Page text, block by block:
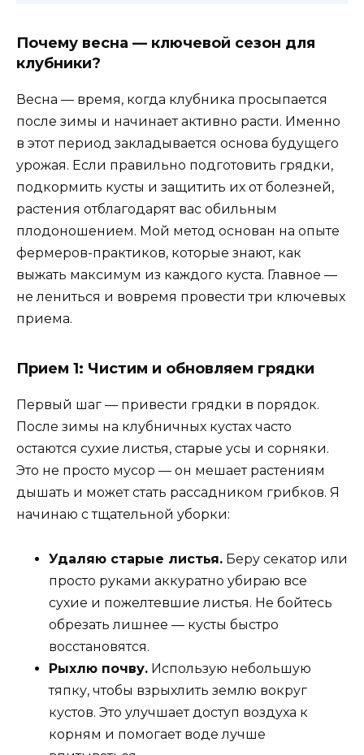
Почему весна — ключевой сезон для
клубники?
Весна — время, когда клубника просыпается
после зимы и начинает активно расти. Именно
в этот период закладывается основа будущего
урожая. Если правильно подготовить грядки,
подкормить кусты и защитить их от болезней,
растения отблагодарят вас обильным
плодоношением. Мой метод основан на опыте
фермеров-практиков, которые знают, как
выжать максимум из каждого куста. Главное —
не лениться и вовремя провести три ключевых
приема.
Прием 1: Чистим и обновляем грядки
Первый шаг — привести грядки в порядок.
После зимы на клубничных кустах часто
остаются сухие листья, старые усы и сорняки.
Это не просто мусор — он мешает растениям
дышать и может стать рассадником грибков. Я
начинаю с тщательной уборки:
Удаляю старые листья. Беру секатор или
просто руками аккуратно убираю все
сухие и пожелтевшие листья. Не бойтесь
обрезать лишнее — кусты быстро
восстановятся.
Рыхлю почву. Использую небольшую
тяпку, чтобы взрыхлить землю вокруг
кустов. Это улучшает доступ воздуха к
корням и помогает воде лучше